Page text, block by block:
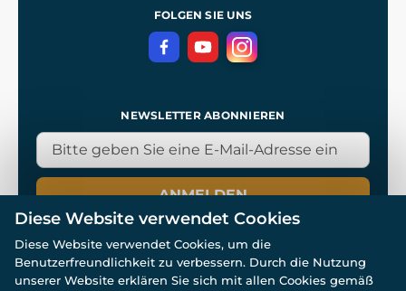
DatenschutzerklärungFOLGEN SIE UNS
NEWSLETTER ABONNIEREN
ANMELDEN
Diese Website verwendet Cookies
Diese Website verwendet Cookies, um die
Benutzerfreundlichkeit zu verbessern. Durch die Nutzung
unserer Website erklären Sie sich mit allen Cookies gemäß